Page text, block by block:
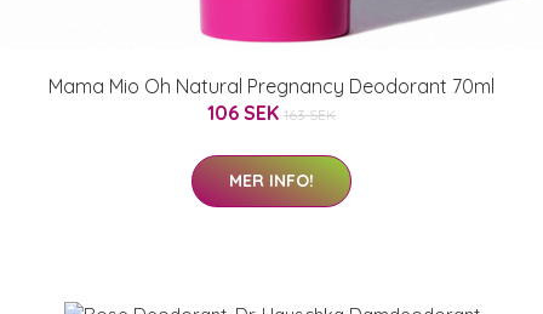
Mama Mio Oh Natural Pregnancy Deodorant 70ml
106 SEK 163 SEK
MER INFO!